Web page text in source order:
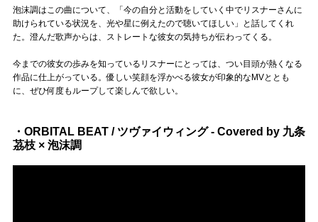
泡沫調はこの曲について、「今の自分と活動をしていく中でリスナーさんに
助けられている状況を、光や星に例えたので聴いてほしい」と話してくれ
た。澄んだ歌声からは、ストレートな彼女の気持ちが伝わってくる。
今までの彼女の歩みを知っているリスナーにとっては、つい目頭が熱くなる
作品に仕上がっている。優しい笑顔を浮かべる彼女が印象的なMVととも
に、ぜひ何度もループして楽しんで欲しい。
・ORBITAL BEAT / ツヴァイウィング - Covered by 九条
茘枝 × 泡沫調